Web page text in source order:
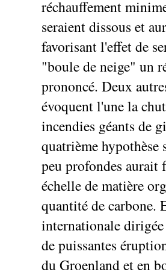
réchauffement
seraient dissous et
favorisant l'effet de
"boule de neige" un
prononcé. Deux
évoquent l'une la
incendies géants de
quatrième hypothèse
peu profondes aurait
échelle de matière
quantité de carbone.
internationale
de puissantes
du Groenland et en